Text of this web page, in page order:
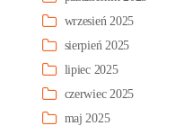
wrzesień 2025
sierpień 2025
lipiec 2025
czerwiec 2025
maj 2025